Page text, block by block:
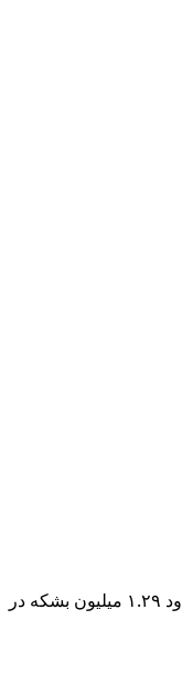
به گزارش آقای اقتصاد، روزنامه نیکی ژاپن طی گزارشی نوشت، صادرات نفت خام ایران در سال گذشته میلادی تقریبا ۵۰ درصد افزایش یافته و به بالاترین رقم ۵ سال گذشته یعنی حدود ۱.۲۹ میلیون بشکه در